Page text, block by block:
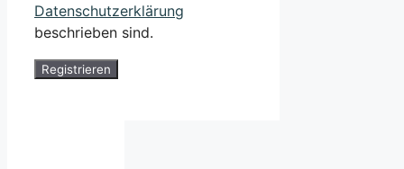
Datenschutzerklärung
beschrieben sind.
Registrieren